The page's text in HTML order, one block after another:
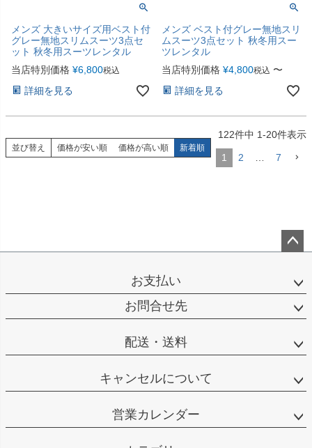
メンズ 大きいサイズ用ベスト付
グレー無地スリムスーツ3点セ
ット 秋冬用スーツレンタル
当店特別価格 ¥6,800税込
詳細を見る
メンズ ベスト付グレー無地スリ
ムスーツ3点セット 秋冬用スー
ツレンタル
当店特別価格 ¥4,800税込 〜
詳細を見る
並び替え 価格が安い順 価格が高い順 新着順
122件中 1-20件表示
1 2 7
ップ
お支払い
お問合せ先
配送・送料
キャンセルについて
営業カレンダー